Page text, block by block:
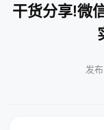
干货分享!微
发